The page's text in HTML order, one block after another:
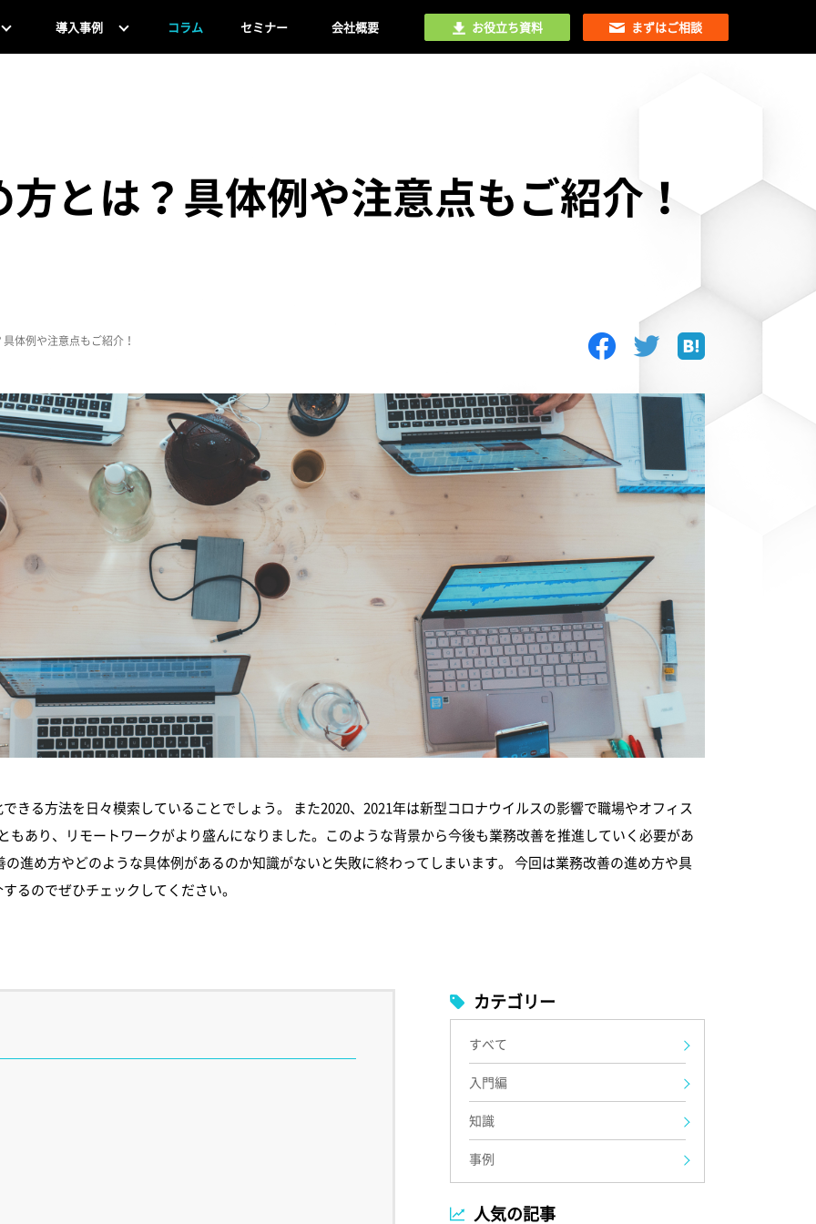
導入事例 コラム セミナー 会社概要 お役立ち資料 まずはご相談
とは？具体例や注意点もご紹介！
体例や注意点もご紹介！
きる方法を日々模索していることでしょう。 また2020、2021年は新型コロナウイルスの影響で職場やオフィス
もあり、リモートワークがより盛んになりました。このような背景から今後も業務改善を推進していく必要があ
進め方やどのような具体例があるのか知識がないと失敗に終わってしまいます。 今回は業務改善の進め方や具
るのでぜひチェックしてください。
カテゴリー
すべて
入門編
知識
事例
人気の記事